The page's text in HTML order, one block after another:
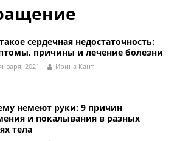
сердечная недостаточность:
причины и лечение болезни
2021 Ирина Кант
немеют руки: 9 причин
и покалывания в разных
тела